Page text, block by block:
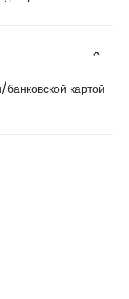
картой